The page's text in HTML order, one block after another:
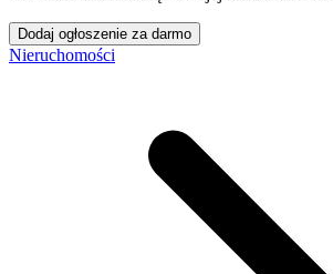
Dodaj ogłoszenie za darmo
Nieruchomości